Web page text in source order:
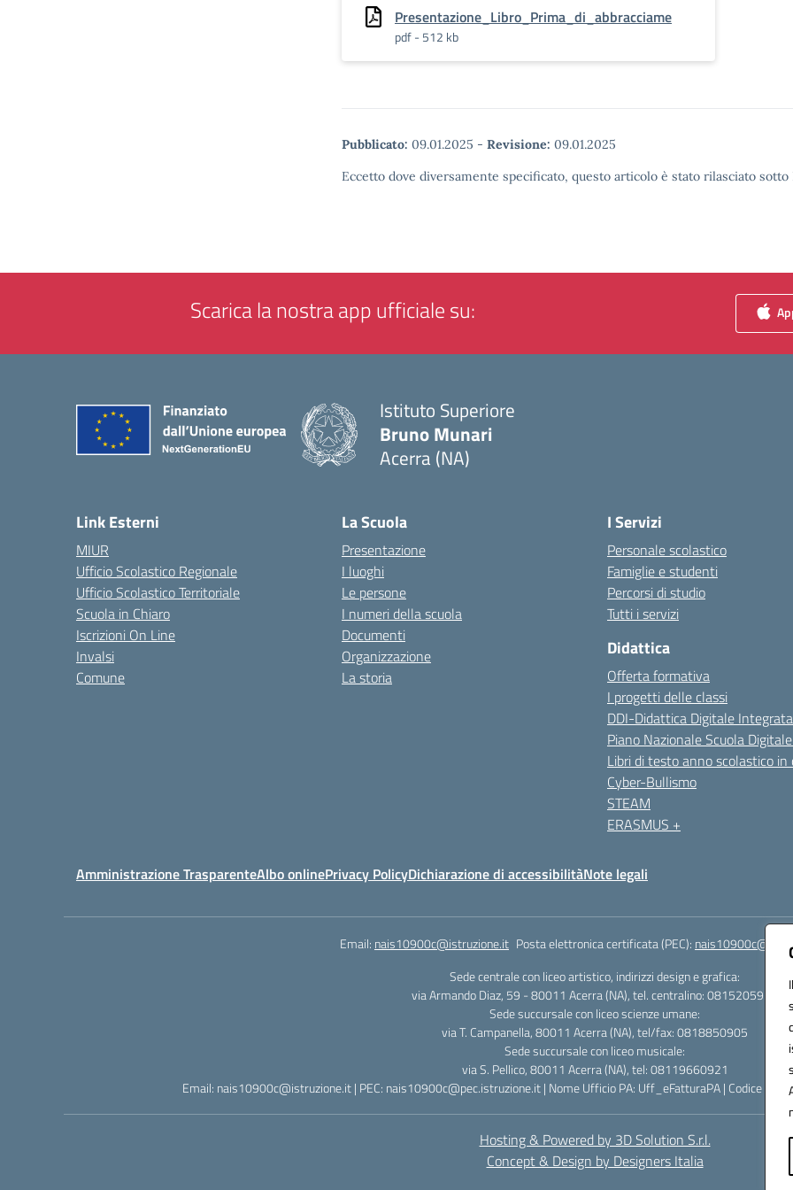
Presentazione_Libro_Prima_di_abbracciame
pdf - 512 kb
Pubblicato: 09.01.2025 - Revisione: 09.01.2025
Eccetto dove diversamente specificato, questo articolo è stato rilasciato
Scarica la nostra app ufficiale su:
Istituto Superiore
Bruno Munari
Acerra (NA)
Link Esterni
MIUR
Ufficio Scolastico Regionale
Ufficio Scolastico Territoriale
Scuola in Chiaro
Iscrizioni On Line
Invalsi
Comune
La Scuola
Presentazione
I luoghi
Le persone
I numeri della scuola
Documenti
Organizzazione
La storia
I Servizi
Personale scolastico
Famiglie e studenti
Percorsi di studio
Tutti i servizi
Didattica
Offerta formativa
I progetti delle classi
DDI-Didattica Digitale Integrata
Piano Nazionale Scuola
Libri di testo anno scolastico in
Cyber-Bullismo
STEAM
ERASMUS +
Amministrazione TrasparenteAlbo onlinePrivacy PolicyDichiarazione di accessibilitàNote legali
Email: nais10900c@istruzione.it Posta elettronica certificata (PEC):
Sede centrale con liceo artistico, indirizzi design e grafica:
via Armando Diaz, 59 - 80011 Acerra (NA), tel. centralino: 0815205935
Sede succursale con liceo scienze umane:
via T. Campanella, 80011 Acerra (NA), tel/fax: 0818850905
Sede succursale con liceo musicale:
via S. Pellico, 80011 Acerra (NA), tel: 08119660921
Email: nais10900c@istruzione.it | PEC: nais10900c@pec.istruzione.it | Nome Ufficio PA: Uff_eFatturaPA | Codice
Hosting & Powered by 3D Solution S.r.l.
Concept & Design by Designers Italia